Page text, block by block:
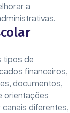
a
tipos de
financeiros,
documentos,
orientações
canais diferentes,